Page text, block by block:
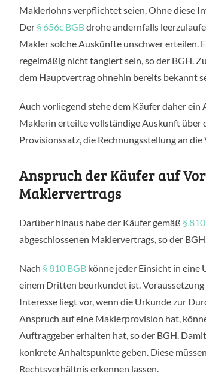
Maklerlohns verpflichtet seien. Ohne diese
Der § 656c BGBdrohe andernfalls
Makler solche Auskünfte unschwer erteilen.
regelmäßig nicht tangiert sein, so der BGH.
dem Hauptvertrag ohnehin bereits bekannt
Auch vorliegend stehe dem Käufer daher ein
Maklerin erteilte vollständige Auskunft über
Provisionssatz, die Rechnungsstellung an
Anspruch der Käufer auf
Maklervertrags
Darüber hinaus habe der Käufer gemäß §
abgeschlossenen Maklervertrags, so der
Nach § 810 BGB könne jeder Einsicht in eine
einem Dritten beurkundet ist.
Interesse liegt vor, wenn die Urkunde zur
Anspruch auf eine Maklerprovision hat,
Auftraggeber erhalten hat, so der BGH.
konkrete Anhaltspunkte geben. Diese
Rechtsverhältnis erkennen lassen.